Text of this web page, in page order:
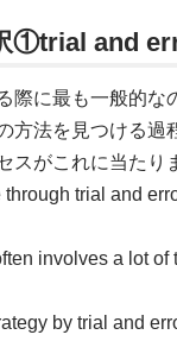
①trial and
際に最も一般的
方法を見つける
スがこれに当たり
trial and
involves a lot of
by trial and